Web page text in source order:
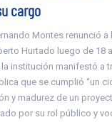
cargo
Montes renunció a
Hurtado luego de 18
institución manifestó a
que se cumplió “un
y madurez de un
por su rol público y